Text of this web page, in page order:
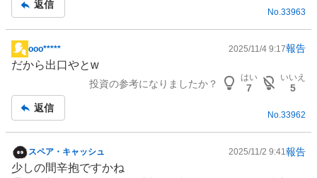
返信
No. 33963
掲
示
事
ooo***** 2025/11/4 9:17報告
だから出口やとw
投資の参考になりましたか？
はい
7
いいえ
5
返信
No.33962
掲
示
スペア・キャッシュ 2025/11/2 9:41報告
少しの間辛抱ですかね